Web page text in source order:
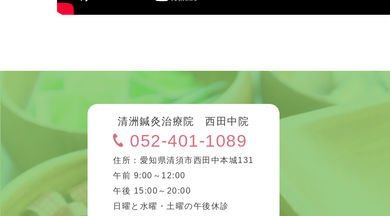
清洲鍼灸治療院 西田中院
052-401-1089
住所：愛知県清須市西田中本城131
午前 9:00～12:00
午後 15:00～20:00
日曜と水曜・土曜の午後休診